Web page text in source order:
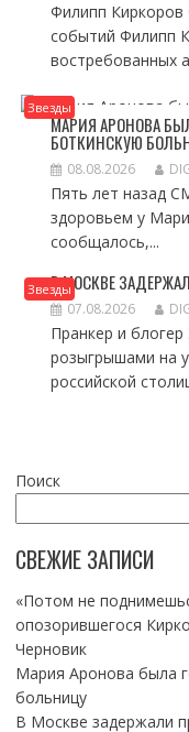
Филипп Киркоров
событий Филипп
востребованных
Звезды
МАРИЯ АРОНОВА
БОТКИНСКУЮ
08.08.2026
Пять лет назад
здоровьем у
сообщалось,...
ЗвездыВ МОСКВЕ
07.08.2026
Пранкер и
розыгрышами на
российской
Поиск
СВЕЖИЕ ЗАПИСИ
«Потом не
опозорившегося
Черновик
Мария Аронова была
больницу
В Москве задержали